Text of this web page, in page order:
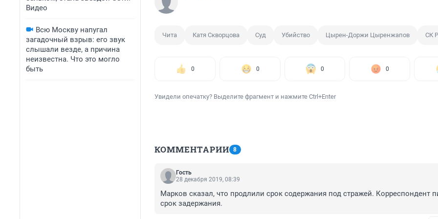
Видео
Всю Москву напугал
загадочный взрыв: его звук
слышали везде, а причина
неизвестна. Что это могло
быть
Чита Катя Скворцова Суд Убийство Цырен-Доржи Цыренжапов СК
0 0 0 0
Увидели опечатку? Выделите фрагмент и нажмите Ctrl+Enter
КОММЕНТАРИИ 8
Гость
28 декабря 2019, 08:39
Марков сказал, что продлили срок содержания под стражей. Корреспондент
срок задержания.